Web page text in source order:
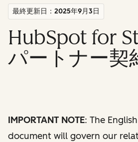
最終更新日：2025年9月3日
HubSpot for
パートナー契
IMPORTANT NOTE: The
document will govern our